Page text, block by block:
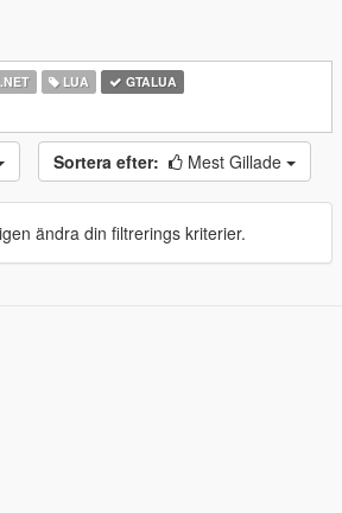
LUA
GTALUA
Sortera efter: Mest Gillade
ändra din filtrerings kriterier.